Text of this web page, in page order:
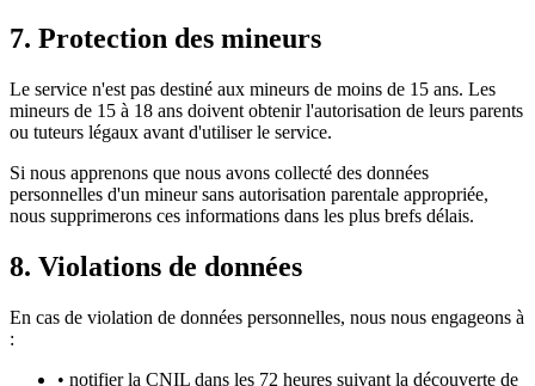
7. Protection des mineurs
Le service n'est pas destiné aux mineurs de moins de 15 ans. Les
mineurs de 15 à 18 ans doivent obtenir l'autorisation de leurs parents
ou tuteurs légaux avant d'utiliser le service.
Si nous apprenons que nous avons collecté des données
personnelles d'un mineur sans autorisation parentale appropriée,
nous supprimerons ces informations dans les plus brefs délais.
8. Violations de données
En cas de violation de données personnelles, nous nous engageons à
:
• notifier la CNIL dans les 72 heures suivant la découverte de